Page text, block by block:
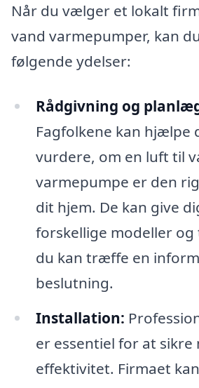
Når du vælger et lokalt
vand varmepumper, kan
følgende ydelser:
Rådgivning og
Fagfolkene kan hjælpe
vurdere, om en luft til
varmepumpe er den
dit hjem. De kan give
forskellige modeller og
du kan træffe en
beslutning.
Installation:
er essentiel for at sikre
effektivitet. Firmaet